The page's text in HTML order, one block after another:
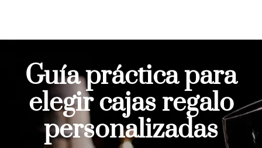
Guía práctica para
elegir cajas regalo
personalizadas